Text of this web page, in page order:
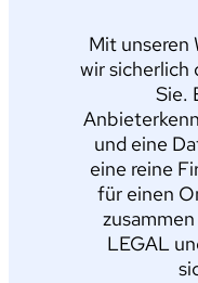
Mit unseren
wir sicherlich
Sie.
und eine
eine reine
für einen
LEGAL